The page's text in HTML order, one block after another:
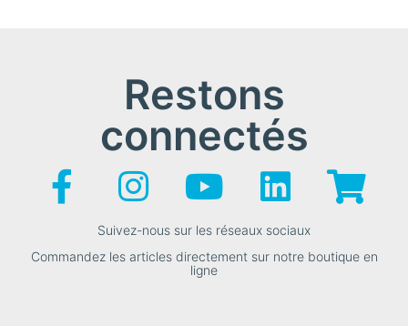
Restons
connectés
Suivez-nous sur les réseaux sociaux
Commandez les articles directement sur notre boutique en
ligne